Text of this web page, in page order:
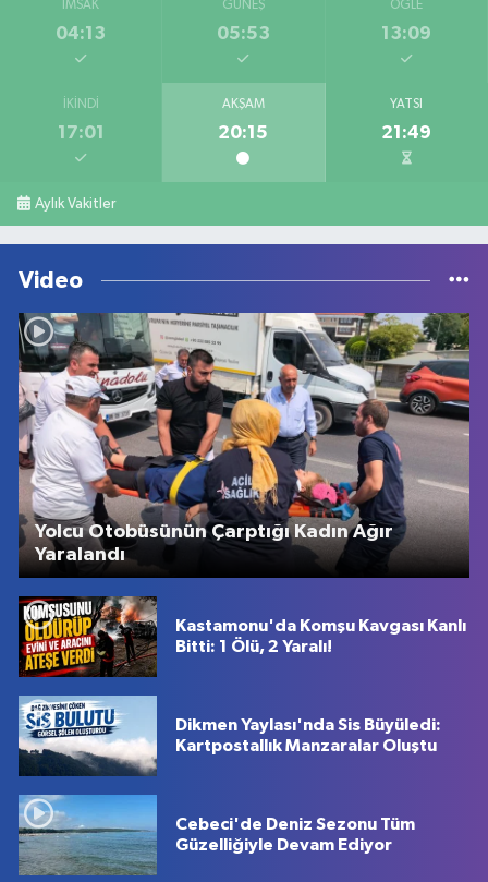
İMSAK
04:13
GÜNEŞ
05:53
ÖĞLE
13:09
İKINDI
17:01
AKŞAM
20:15
YATSI
21:49
Aylık Vakitler
Video
Yolcu Otobüsünün Çarptığı Kadın Ağır
Yaralandı
Kastamonu'da Komşu Kavgası Kanlı
Bitti: 1 Ölü, 2 Yaralı!
Dikmen Yaylası'nda Sis Büyüledi:
Kartpostallık Manzaralar Oluştu
Cebeci'de Deniz Sezonu Tüm
Güzelliğiyle Devam Ediyor